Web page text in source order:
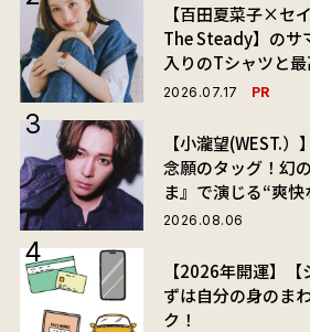
【百田夏菜子×セ
The Steady】のサ
入りのTシャツと最
2026.07.17 PR
【小瀧望(WEST.
念願のタッグ！幻
ま』で演じる“爽
2026.08.06
【2026年開運】
ずは自分の身のま
ク！